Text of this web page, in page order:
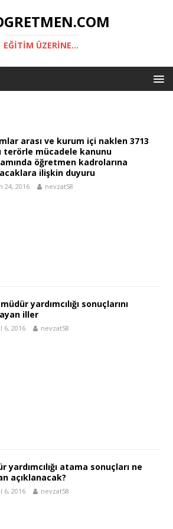
EĞITIM ÜZERINE...
arası ve kurum içi naklen 3713
terörle mücadele kanunu
öğretmen kadrolarına
ilişkin duyuru
24, 2016 nevzat58
yardımcılığı sonuçlarını
iller
6, 2016 nevzat58
yardımcılığı atama sonuçları ne
açıklanacak?
6, 2016 nevzat58